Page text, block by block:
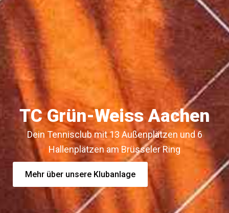
TC Grün-Weiss Aachen
Dein Tennisclub mit 13 Außenplätzen und 6
Hallenplätzen am Brüsseler Ring
Mehr über unsere Klubanlage